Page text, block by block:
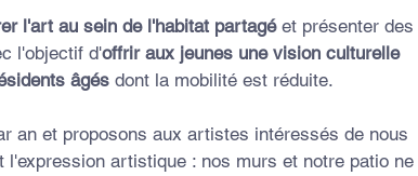
l'art au sein de l'habitat partagé et présenter des
l'objectif d'offrir aux jeunes une vision culturelle
âgés dont la mobilité est réduite.
an et proposons aux artistes intéressés de nous
artistique : nos murs et notre patio ne